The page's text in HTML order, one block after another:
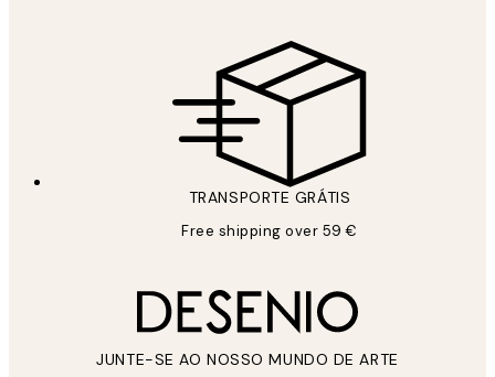
TRANSPORTE GRÁTIS
Free shipping over 59 €
JUNTE-SE AO NOSSO MUNDO DE ARTE